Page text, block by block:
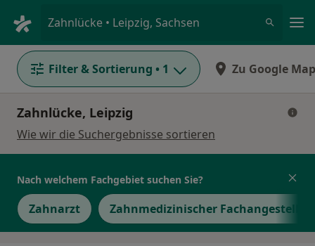
Zahnlücke • Leipzig, Sachsen
Filter & Sortierung • 1 Zu Google
Zahnlücke, Leipzig
Wie wir die Suchergebnisse sortieren
Nach welchem Fachgebiet suchen Sie?
Zahnarzt Zahnmedizinischer Fachangestellter